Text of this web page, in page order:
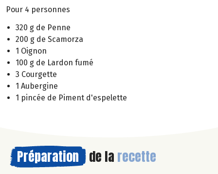
Pour 4 personnes
320 g de Penne
200 g de Scamorza
1 Oignon
100 g de Lardon fumé
3 Courgette
1 Aubergine
1 pincée de Piment d'espelette
Préparation de la recette